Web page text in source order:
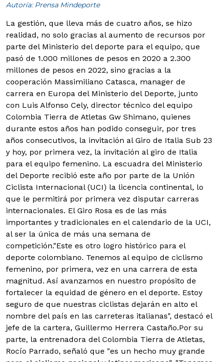
Autoría: Prensa Mindeporte
La gestión, que lleva más de cuatro años, se hizo
realidad, no solo gracias al aumento de recursos por
parte del Ministerio del deporte para el equipo, que
pasó de 1.000 millones de pesos en 2020 a 2.300
millones de pesos en 2022, sino gracias a la
cooperación Massimiliano Catasca, manager de
carrera en Europa del Ministerio del Deporte, junto
con Luis Alfonso Cely, director técnico del equipo
Colombia Tierra de Atletas Gw Shimano, quienes
durante estos años han podido conseguir, por tres
años consecutivos, la invitación al Giro de Italia Sub 23
y hoy, por primera vez, la invitación al giro de Italia
para el equipo femenino. La escuadra del Ministerio
del Deporte recibió este año por parte de la Unión
Ciclista Internacional (UCI) la licencia continental, lo
que le permitirá por primera vez disputar carreras
internacionales. El Giro Rosa es de las más
importantes y tradicionales en el calendario de la UCI,
al ser la única de más una semana de
competición."Este es otro logro histórico para el
deporte colombiano. Tenemos al equipo de ciclismo
femenino, por primera, vez en una carrera de esta
magnitud. Así avanzamos en nuestro propósito de
fortalecer la equidad de género en el deporte. Estoy
seguro de que nuestras ciclistas dejarán en alto el
nombre del país en las carreteras italianas", destacó el
jefe de la cartera, Guillermo Herrera Castaño.Por su
parte, la entrenadora del Colombia Tierra de Atletas,
Rocío Parrado, señaló que "es un hecho muy grande